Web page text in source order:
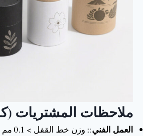
ملاحظات المشتريات
العمل الفني
:: وزن